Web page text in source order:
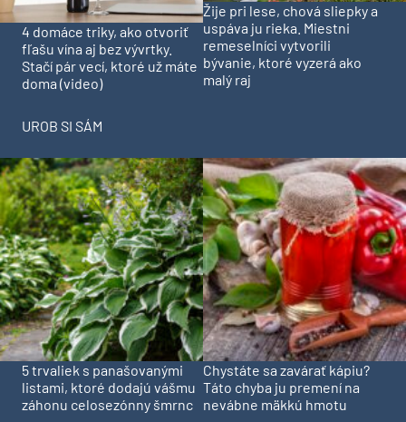
4 domáce triky, ako otvoriť
fľašu vína aj bez vývrtky.
Stačí pár vecí, ktoré už máte
doma (video)
Žije pri lese, chová sliepky a
uspáva ju rieka. Miestni
remeselníci vytvorili
bývanie, ktoré vyzerá ako
malý raj
UROB SI SÁM
5 trvaliek s panašovanými
listami, ktoré dodajú vášmu
záhonu celosezónny šmrnc
Chystáte sa zavárať kápiu?
Táto chyba ju premení na
nevábne mäkkú hmotu